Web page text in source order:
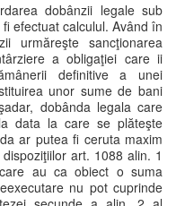
dobânzii legale sub
efectuat calculul. Având în
urmăreşte sancţionarea
a obligaţiei care ii
definitive a unei
unor sume de bani
dobânda legala care
data la care se plăteşte
ar putea fi ceruta maxim
art. 1088 alin. 1
au ca obiect o suma
nu pot cuprinde